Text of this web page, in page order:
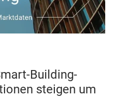
Building-
steigen um